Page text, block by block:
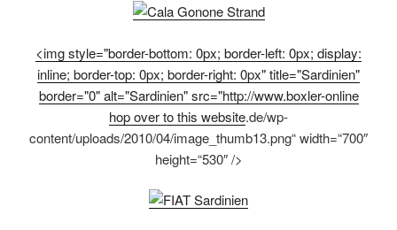
<img style="border-bottom: 0px; border-left: 0px; display:
inline; border-top: 0px; border-right: 0px" title="Sardinien"
border="0" alt="Sardinien" src="http://www.boxler-online
hop over to this website.de/wp-
content/uploads/2010/04/image_thumb13.png“ width=“700″
height=“530″ />